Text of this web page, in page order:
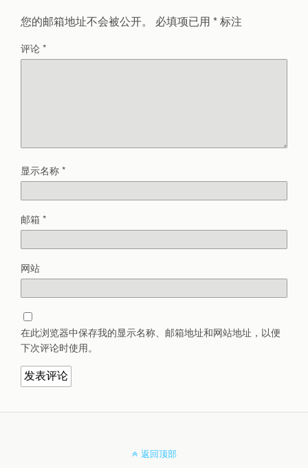
您的邮箱地址不会被公开。 必填项已用 *标注
评论*
显示名称*
邮箱 *
网站
在此浏览器中保存我的显示名称、邮箱地址和网站地址，以便
下次评论时使用。
返回顶部